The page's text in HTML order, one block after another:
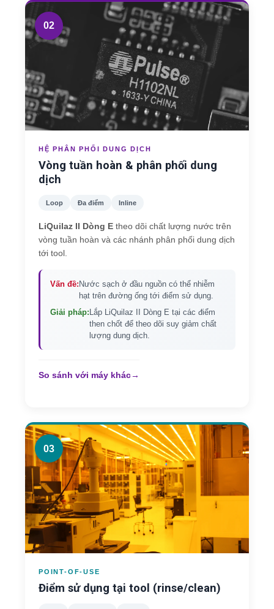
02
HỆ PHÂN PHỐI DUNG DỊCH
Vòng tuần hoàn & phân phối dung
dịch
Loop Đa điểm Inline
LiQuilaz II Dòng E theo dõi chất lượng nước trên
vòng tuần hoàn và các nhánh phân phối dung dịch
tới tool.
Vấn đề:Nước sạch ở đầu nguồn có thể nhiễm
hạt trên đường ống tới điểm sử dụng.
Giải pháp:Lắp LiQuilaz II Dòng E tại các điểm
then chốt để theo dõi suy giảm chất
lượng dung dịch.
So sánh với máy khác→
03
POINT-OF-USE
Điểm sử dụng tại tool (rinse/clean)